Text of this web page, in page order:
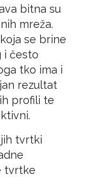
bitna su
mreža.
se brine
i često
tko ima i
rezultat
profili te
tvrtki
tvrtke